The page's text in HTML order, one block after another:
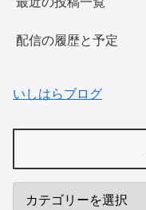
配信の履歴と予定
いしはらブログ